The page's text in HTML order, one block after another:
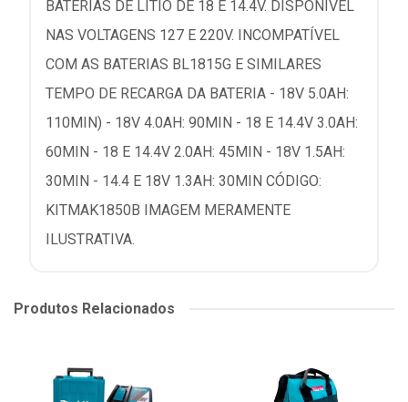
BATERIAS DE LÍTIO DE 18 E 14.4V. DISPONÍVEL
NAS VOLTAGENS 127 E 220V. INCOMPATÍVEL
COM AS BATERIAS BL1815G E SIMILARES
TEMPO DE RECARGA DA BATERIA - 18V 5.0AH:
110MIN) - 18V 4.0AH: 90MIN - 18 E 14.4V 3.0AH:
60MIN - 18 E 14.4V 2.0AH: 45MIN - 18V 1.5AH:
30MIN - 14.4 E 18V 1.3AH: 30MIN CÓDIGO:
KITMAK1850B IMAGEM MERAMENTE
ILUSTRATIVA.
Produtos Relacionados